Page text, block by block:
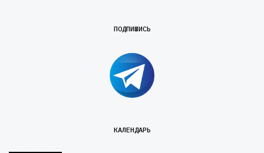
ПОДПИШИСЬ
КАЛЕНДАРЬ